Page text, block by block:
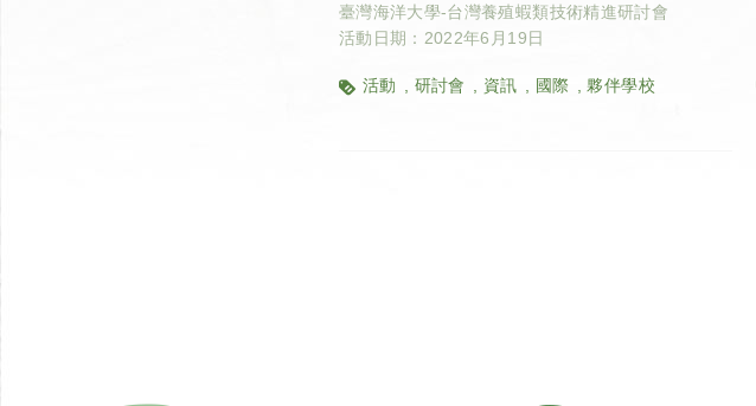
臺灣海洋大學-台灣養殖蝦類技術精進研討會
活動日期：2022年6月19日
活動 研討會 資訊 國際 夥伴學校